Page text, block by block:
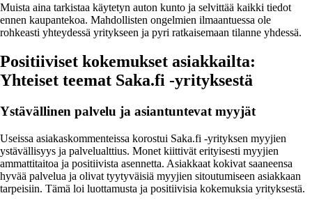
Muista aina tarkistaa käytetyn auton kunto ja selvittää kaikki tiedot
ennen kaupantekoa. Mahdollisten ongelmien ilmaantuessa ole
rohkeasti yhteydessä yritykseen ja pyri ratkaisemaan tilanne yhdessä.
Positiiviset kokemukset asiakkailta:
Yhteiset teemat Saka.fi -yrityksestä
Ystävällinen palvelu ja asiantuntevat myyjät
Useissa asiakaskommenteissa korostui Saka.fi -yrityksen myyjien
ystävällisyys ja palvelualttius. Monet kiittivät erityisesti myyjien
ammattitaitoa ja positiivista asennetta. Asiakkaat kokivat saaneensa
hyvää palvelua ja olivat tyytyväisiä myyjien sitoutumiseen asiakkaan
tarpeisiin. Tämä loi luottamusta ja positiivisia kokemuksia yrityksestä.